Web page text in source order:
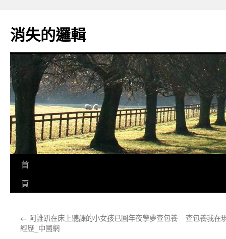
主
要
消失的邏輯
首
頁
← 阿誰趴在床上聽課的小女孩已圓年夜學夢查包養
經歷_中國網
查包養我在